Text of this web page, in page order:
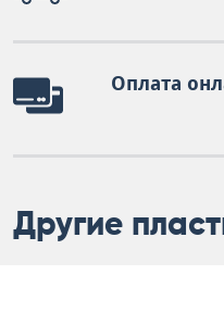
Оплата
Другие